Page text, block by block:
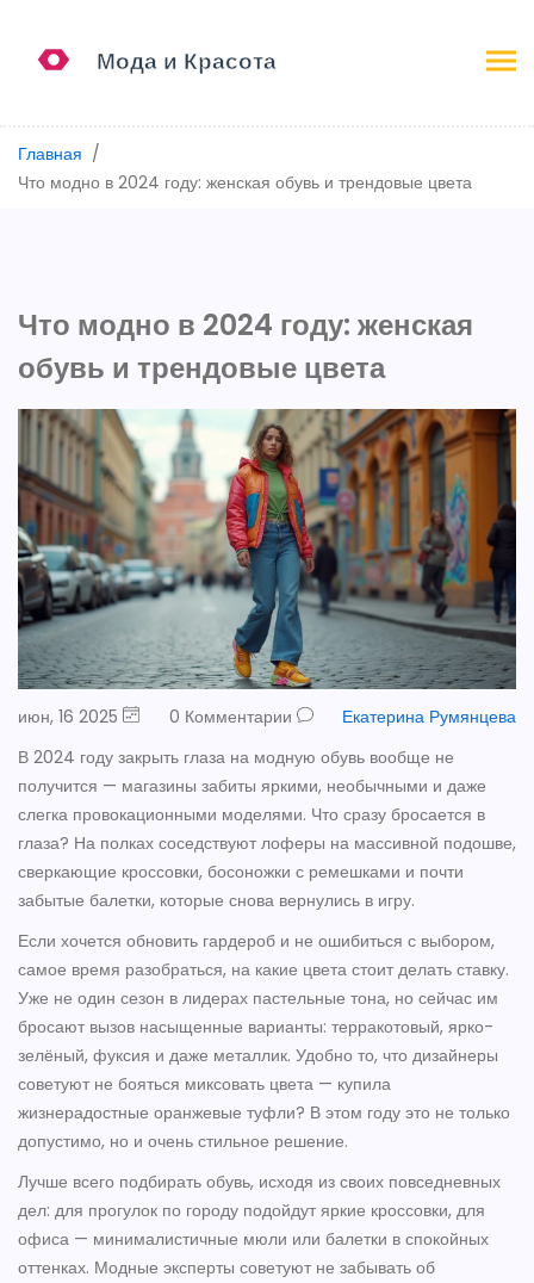
Главная
Что модно в 2024 году: женская обувь и трендовые цвета
Что модно в 2024 году: женская
обувь и трендовые цвета
июн, 16 2025 0 Комментарии
Екатерина Румянцева
В 2024 году закрыть глаза на модную обувь вообще не
получится — магазины забиты яркими, необычными и даже
слегка провокационными моделями. Что сразу бросается в
глаза? На полках соседствуют лоферы на массивной подошве,
сверкающие кроссовки, босоножки с ремешками и почти
забытые балетки, которые снова вернулись в игру.
Если хочется обновить гардероб и не ошибиться с выбором,
самое время разобраться, на какие цвета стоит делать ставку.
Уже не один сезон в лидерах пастельные тона, но сейчас им
бросают вызов насыщенные варианты: терракотовый, ярко-
зелёный, фуксия и даже металлик. Удобно то, что дизайнеры
советуют не бояться миксовать цвета — купила
жизнерадостные оранжевые туфли? В этом году это не только
допустимо, но и очень стильное решение.
Лучше всего подбирать обувь, исходя из своих повседневных
дел: для прогулок по городу подойдут яркие кроссовки, для
офиса — минималистичные мюли или балетки в спокойных
оттенках. Модные эксперты советуют не забывать об